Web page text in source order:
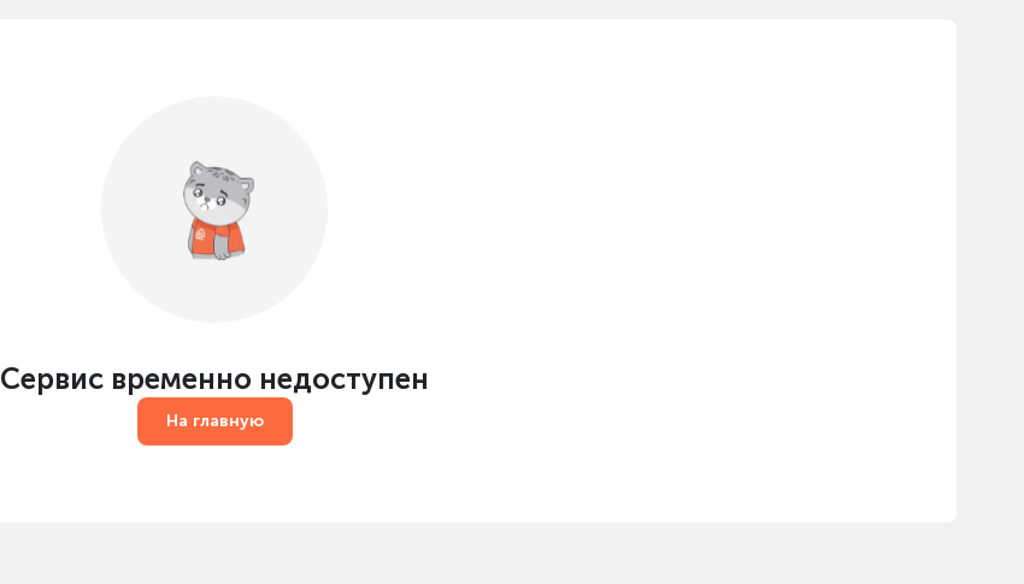
Сервис временно недоступен
На главную